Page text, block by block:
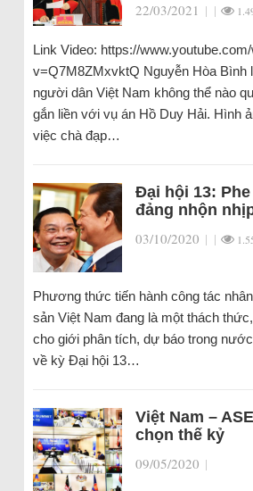
22/03/2021 | |
Link Video: https://
v=Q7M8ZMxvktQ Nguyễn Hòa Bình
người dân Việt Nam không thể nào
gắn liền với vụ án Hồ Duy Hải. Hình
việc chà đạp…
Đại hội 13:
đảng nhộn
03/10/2020 | |
Phương thức tiến hành công tác
sản Việt Nam đang là một thách
cho giới phân tích, dự báo trong
về kỳ Đại hội 13…
Việt Nam –
chọn thế kỷ
09/05/2020 |